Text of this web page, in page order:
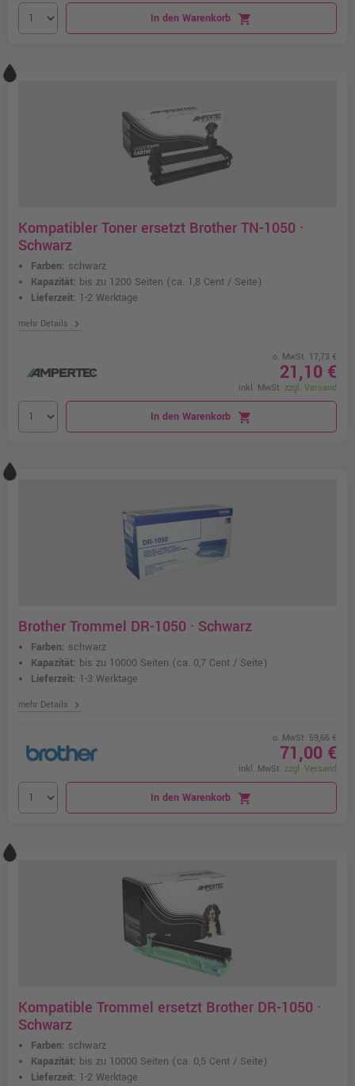
In den Warenkorb shopping_cart
Kompatibler Toner ersetzt Brother TN-1050 ·
Schwarz
Farben: schwarz
Kapazität: bis zu 1200 Seiten (ca. 1,8 Cent / Seite)
Lieferzeit: 1-2 Werktage
mehr Details chevron_right
o. MwSt. 17,73 €
21,10 €
inkl. MwSt. zzgl. Versand
In den Warenkorb shopping_cart
Brother Trommel DR-1050 · Schwarz
Farben: schwarz
Kapazität: bis zu 10000 Seiten (ca. 0,7 Cent / Seite)
Lieferzeit: 1-3 Werktage
mehr Details chevron_right
o. MwSt. 59,66 €
71,00 €
inkl. MwSt. zzgl. Versand
In den Warenkorb shopping_cart
Kompatible Trommel ersetzt Brother DR-1050 ·
Schwarz
Farben: schwarz
Kapazität: bis zu 10000 Seiten (ca. 0,5 Cent / Seite)
Lieferzeit: 1-2 Werktage